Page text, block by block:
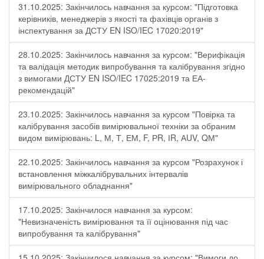
31.10.2025: Закінчилось навчання за курсом: "Підготовка
керівників, менеджерів з якості та фахівців органів з
інспектування за ДСТУ EN ISO/IEC 17020:2019"
28.10.2025: Закінчилось навчання за курсом: "Верифікація
та валідація методик випробування та калібрування згідно
з вимогами ДСТУ EN ISO/IEC 17025:2019 та ЕА-
рекомендацій"
23.10.2025: Закінчилось навчання за курсом "Повірка та
калібрування засобів вимірювальної техніки за обраним
видом вимірювань: L, М, Т, ЕМ, F, РR, ІR, АUV, QМ"
22.10.2025: Закінчилось навчання за курсом "Розрахунок і
встановлення міжкалібрувальних інтервалів
вимірювального обладнання"
17.10.2025: Закінчилося навчання за курсом:
"Невизначеність вимірювання та її оцінювання під час
випробування та калібрування"